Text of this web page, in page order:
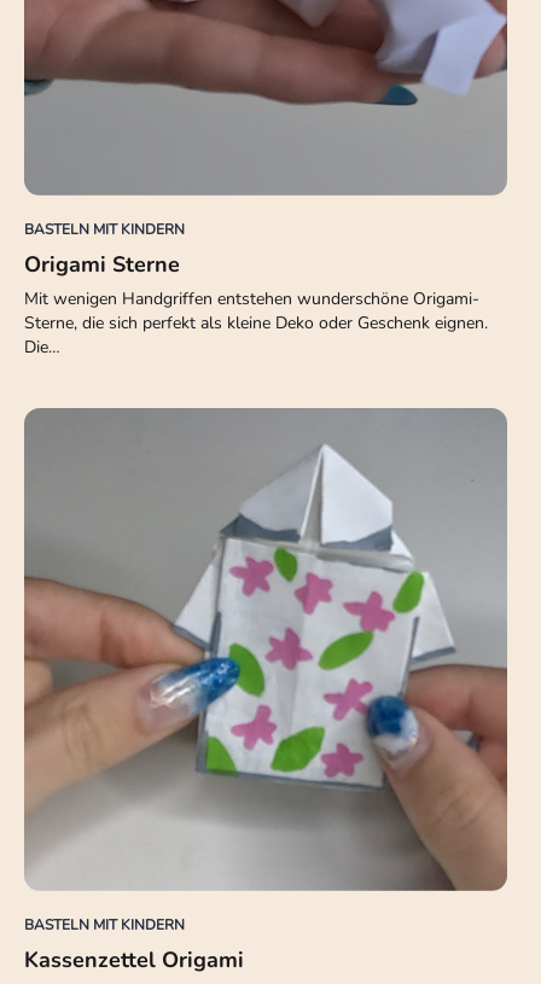
BASTELN MIT KINDERN
Origami Sterne
Mit wenigen Handgriffen entstehen wunderschöne Origami-
Sterne, die sich perfekt als kleine Deko oder Geschenk eignen.
Die…
BASTELN MIT KINDERN
Kassenzettel Origami